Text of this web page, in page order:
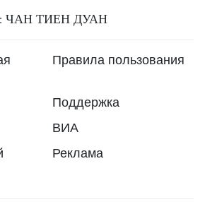
ЧАН ТИЕН ДУАН
Правила пользования
Поддержка
ВИА
Реклама